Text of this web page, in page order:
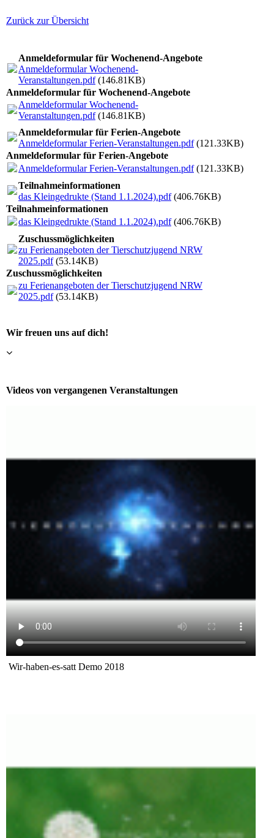
Zurück zur Übersicht
Anmeldeformular für Wochenend-Angebote
Anmeldeformular Wochenend-
Veranstaltungen.pdf(146.81KB)
Anmeldeformular für Wochenend-Angebote
Anmeldeformular Wochenend-
Veranstaltungen.pdf(146.81KB)
Anmeldeformular für Ferien-Angebote
Anmeldeformular Ferien-Veranstaltungen.pdf(121.33KB)
Anmeldeformular für Ferien-Angebote
Anmeldeformular Ferien-Veranstaltungen.pdf(121.33KB)
Teilnahmeinformationen
das Kleingedrukte (Stand 1.1.2024).pdf(406.76KB)
Teilnahmeinformationen
das Kleingedrukte (Stand 1.1.2024).pdf(406.76KB)
Zuschussmöglichkeiten
zu Ferienangeboten der Tierschutzjugend NRW
2025.pdf(53.14KB)
Zuschussmöglichkeiten
zu Ferienangeboten der Tierschutzjugend NRW
2025.pdf(53.14KB)
Wir freuen uns auf dich!
Videos von vergangenen Veranstaltungen
Wir-haben-es-satt Demo 2018